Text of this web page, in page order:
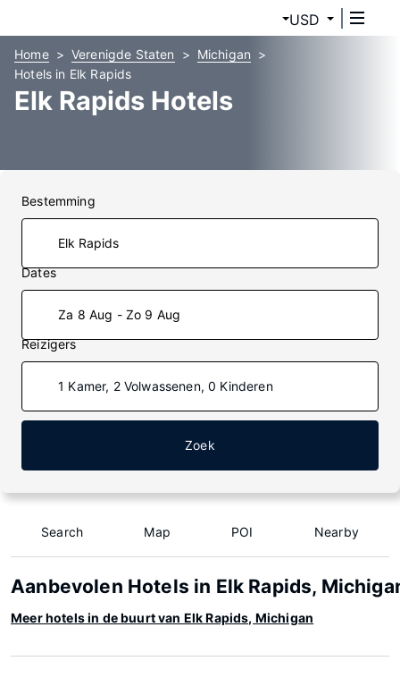
USD
Home Verenigde Staten
Michigan
Hotels in Elk Rapids
Elk Rapids Hotels
Bestemming
Dates
Za 8 Aug - Zo 9 Aug
Reizigers
1 Kamer, 2 Volwassenen, 0 Kinderen
Zoek
Search Map POI Nearby
Aanbevolen Hotels in Elk Rapids,
Meer hotels in de buurt van Elk Rapids, Michigan